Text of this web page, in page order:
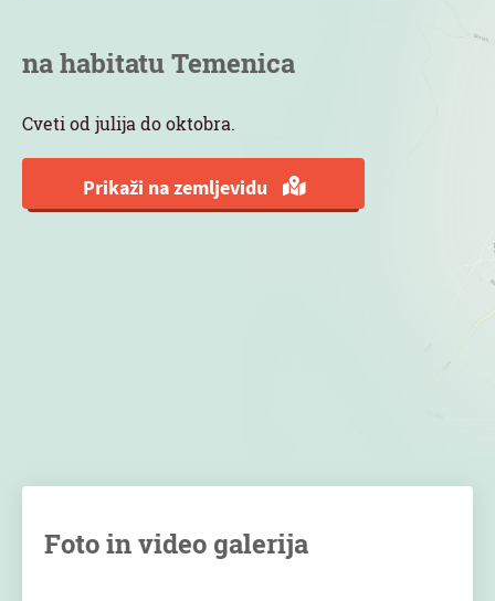
na habitatu Temenica
Cveti od julija do oktobra.
Prikaži na zemljevidu
Foto in video galerija